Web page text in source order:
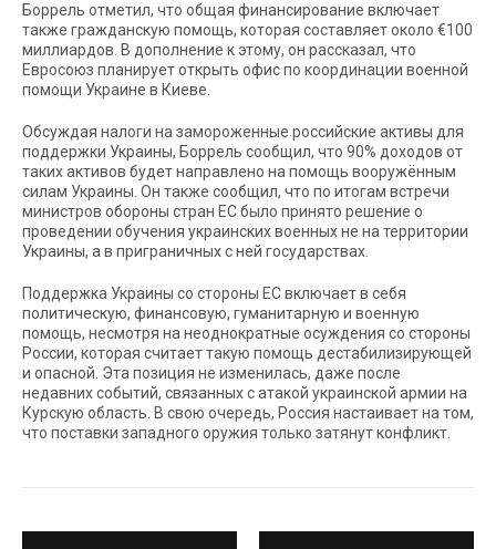
Боррель отметил, что общая финансирование включает
также гражданскую помощь, которая составляет около €100
миллиардов. В дополнение к этому, он рассказал, что
Евросоюз планирует открыть офис по координации военной
помощи Украине в Киеве.
Обсуждая налоги на замороженные российские активы для
поддержки Украины, Боррель сообщил, что 90% доходов от
таких активов будет направлено на помощь вооружённым
силам Украины. Он также сообщил, что по итогам встречи
министров обороны стран ЕС было принято решение о
проведении обучения украинских военных не на территории
Украины, а в приграничных с ней государствах.
Поддержка Украины со стороны ЕС включает в себя
политическую, финансовую, гуманитарную и военную
помощь, несмотря на неоднократные осуждения со стороны
России, которая считает такую помощь дестабилизирующей
и опасной. Эта позиция не изменилась, даже после
недавних событий, связанных с атакой украинской армии на
Курскую область. В свою очередь, Россия настаивает на том,
что поставки западного оружия только затянут конфликт.